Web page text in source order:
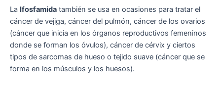
La Ifosfamida también se usa en ocasiones para tratar el
cáncer de vejiga, cáncer del pulmón, cáncer de los ovarios
(cáncer que inicia en los órganos reproductivos femeninos
donde se forman los óvulos), cáncer de cérvix y ciertos
tipos de sarcomas de hueso o tejido suave (cáncer que se
forma en los músculos y los huesos).